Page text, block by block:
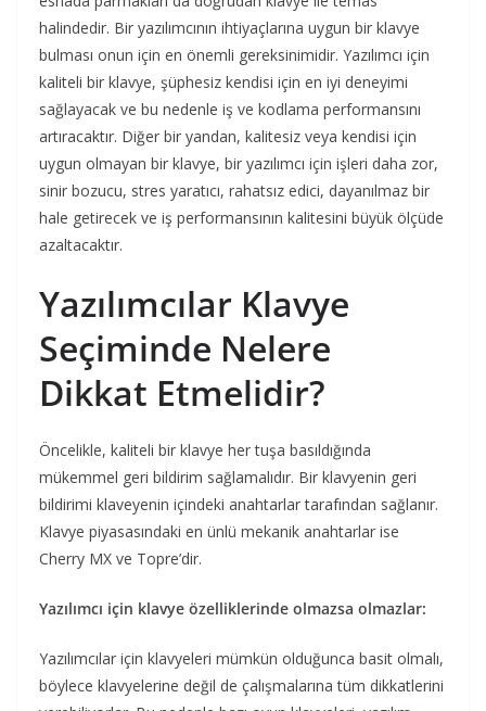
halindedir. Bir yazılımcının ihtiyaçlarına uygun bir klavye
bulması onun için en önemli gereksinimidir. Yazılımcı için
kaliteli bir klavye, şüphesiz kendisi için en iyi deneyimi
sağlayacak ve bu nedenle iş ve kodlama performansını
artıracaktır. Diğer bir yandan, kalitesiz veya kendisi için
uygun olmayan bir klavye, bir yazılımcı için işleri daha zor,
sinir bozucu, stres yaratıcı, rahatsız edici, dayanılmaz bir
hale getirecek ve iş performansının kalitesini büyük ölçüde
azaltacaktır.
Yazılımcılar Klavye
Seçiminde Nelere
Dikkat Etmelidir?
Öncelikle, kaliteli bir klavye her tuşa basıldığında
mükemmel geri bildirim sağlamalıdır. Bir klavyenin geri
bildirimi klaveyenin içindeki anahtarlar tarafından sağlanır.
Klavye piyasasındaki en ünlü mekanik anahtarlar ise
Cherry MX ve Topre’dir.
Yazılımcı için klavye özelliklerinde olmazsa olmazlar:
Yazılımcılar için klavyeleri mümkün olduğunca basit olmalı,
böylece klavyelerine değil de çalışmalarına tüm dikkatlerini